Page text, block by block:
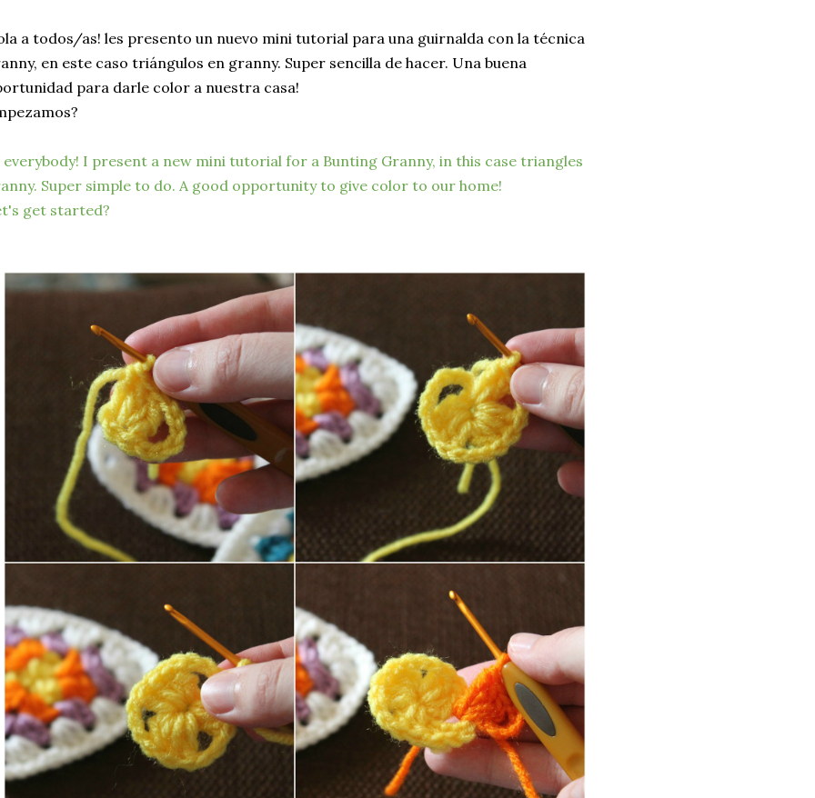
a todos/as! les presento un nuevo mini tutorial para una guirnalda con la técnica
en este caso triángulos en granny. Super sencilla de hacer. Una buena
para darle color a nuestra casa!
everybody! I present a new mini tutorial for a Bunting Granny, in this case triangles
Super simple to do. A good opportunity to give color to our home!
get started?